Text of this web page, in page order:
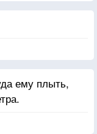
ему плыть,